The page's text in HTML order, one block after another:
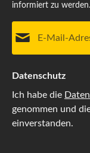
informiert zu werden.
Datenschutz
Ich habe die
genommen und
einverstanden.